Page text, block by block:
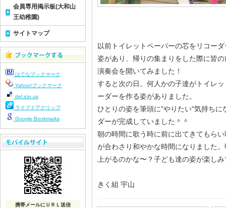
以前トイレットペーパーの芯をリコー
姿があり、帰りの集まりをした際に皆
演奏会を開いてみました！
すると次の日。何人かの子達がトイレ
ーダーを作る姿がありました。
ひとりの姿を筆頭に"やりたい"気持ち
ダーが完成していました＾＾
朝の時間に歌う時に前に出てきてもら
が合わさり和やかな時間になりました
上がるのかな〜？子ども達の姿が楽し
きく組 宇山
会員専用掲示板(大和山
王幼稚園)
サイトマップ
はてなブックマーク
Yahoo!ブックマーク
del.icio.us
ライブドアクリップ
Google Bookmarks
携帯メールにＵＲＬ送信